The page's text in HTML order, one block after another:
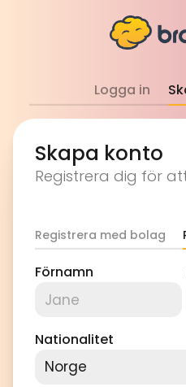
Logga in
Skapa konto
Registrera dig för
Registrera med bolag
Förnamn
Nationalitet